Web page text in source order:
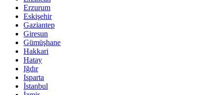
Erzurum
Eskişehir
Gaziantep
Giresun
Gümüşhane
Hakkari
Hatay
Iğdır
Isparta
İstanbul